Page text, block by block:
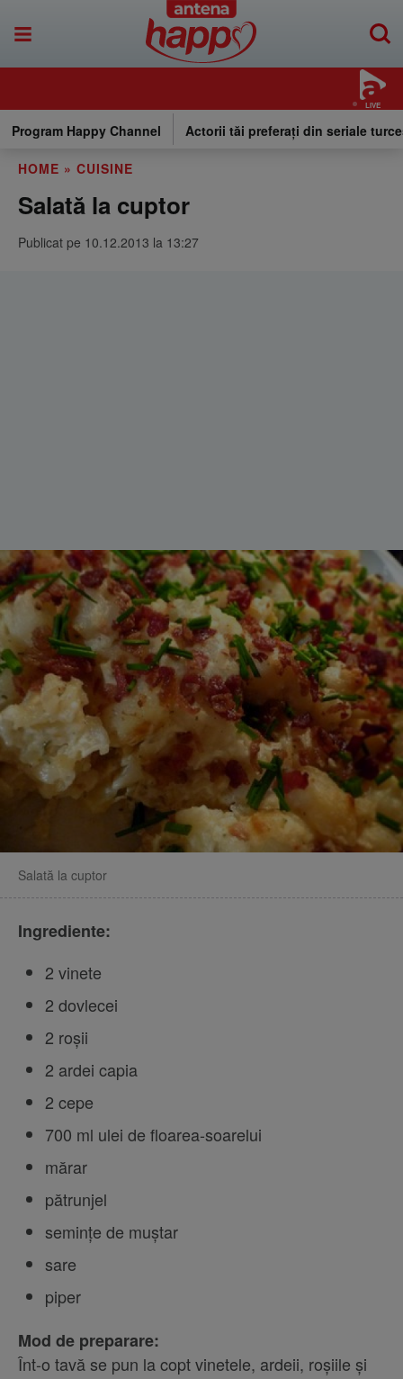
LIVE
Program Happy Channel Actorii tăi preferați din seriale
HOME » CUISINE
Salată la cuptor
Publicat pe 10.12.2013 la 13:27
Salată la cuptor
Ingrediente:
2 vinete
2 dovlecei
2 roșii
2 ardei capia
2 cepe
700 ml ulei de floarea-soarelui
mărar
pătrunjel
semințe de muștar
sare
piper
Mod de preparare:
Înt-o tavă se pun la copt vinetele, ardeii, roșiile și